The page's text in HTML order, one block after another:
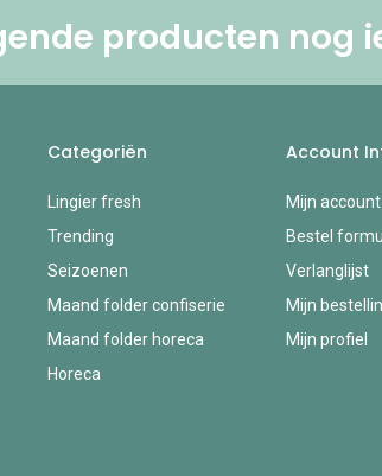
producten nog
Categoriën
Lingier fresh
Trending
Seizoenen
Maand folder confiserie
Maand folder horeca
Horeca
Account
Mijn account
Bestel
Verlanglijst
Mijn
Mijn profiel